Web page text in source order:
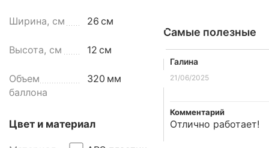
с
е
н
а
с
и
с
Ширина, см 26 см
Высота, см 12 см
Объем
баллона
320 мм
Цвет и материал
Самые полезные
Галина
21/06/2025
Комментарий
Отлично работает!